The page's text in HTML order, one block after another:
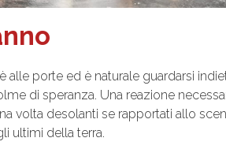
è alle porte ed è naturale guardarsi
di speranza. Una reazione
volta desolanti se rapportati allo
ultimi della terra.